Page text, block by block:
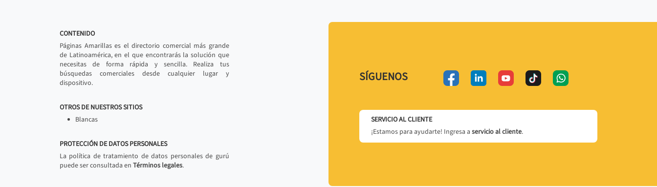
CONTENIDO
Páginas Amarillas es el directorio comercial más grande
de Latinoamérica, en el que encontrarás la solución que
necesitas de forma rápida y sencilla. Realiza tus
búsquedas comerciales desde cualquier lugar y
dispositivo.
OTROS DE NUESTROS SITIOS
Blancas
PROTECCIÓN DE DATOS PERSONALES
La política de tratamiento de datos personales de gurú
puede ser consultada en Términos legales.
SÍGUENOS
SERVICIO AL CLIENTE
¡Estamos para ayudarte! Ingresa a servicio al cliente.